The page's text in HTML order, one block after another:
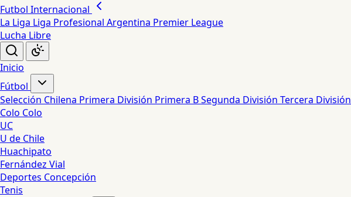
Futbol Internacional
La Liga Liga Profesional Argentina Premier League
Lucha Libre
Inicio
Fútbol
Selección Chilena Primera División Primera BSegunda División Tercera División
Colo Colo
UC
U de Chile
Huachipato
Fernández Vial
Deportes Concepción
Tenis